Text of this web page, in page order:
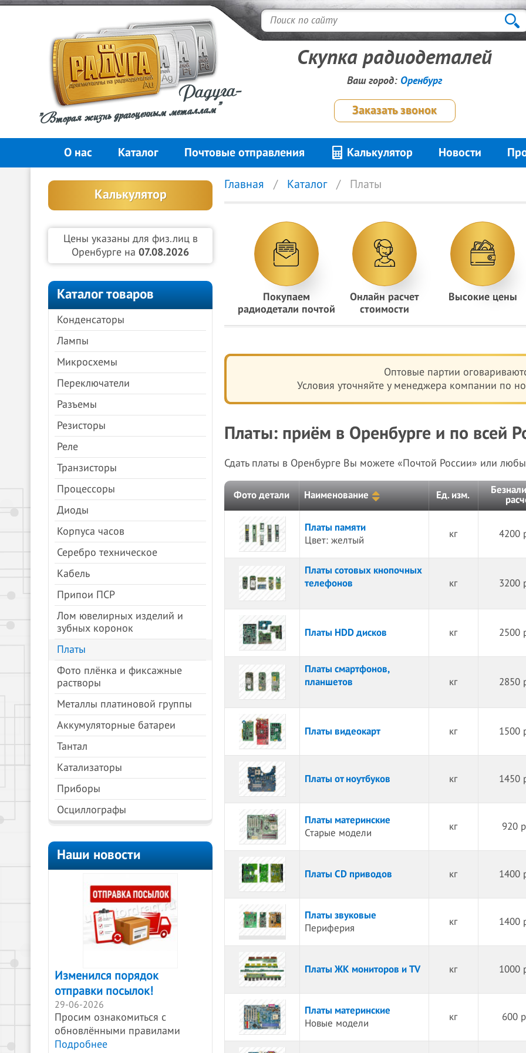
Радуга-
"Вторая жизнь драгоценным металлам"
Скупка радиодеталей
Ваш город: Оренбург
Заказать звонок
О нас Каталог Почтовые отправления Калькулятор Новости
Калькулятор
Цены указаны для физ.лиц в
Оренбурге на 07.08.2026
Каталог товаров
Конденсаторы
Лампы
Микросхемы
Переключатели
Разъемы
Резисторы
Реле
Транзисторы
Процессоры
Диоды
Корпуса часов
Серебро техническое
Кабель
Припои ПСР
Лом ювелирных изделий и
зубных коронок
Платы
Фото плёнка и фиксажные
растворы
Металлы платиновой группы
Аккумуляторные батареи
Тантал
Катализаторы
Приборы
Осциллографы
Наши новости
Изменился порядок
отправки посылок!
29-06-2026
Просим ознакомиться с
обновлёнными правилами
Подробнее
Главная Каталог Платы
Покупаем
радиодетали почтой
Онлайн расчет
стоимости
Высокие цены
Оптовые партии
Условия уточняйте у менеджера компании по
Платы: приём в Оренбурге и по всей
Сдать платы в Оренбурге Вы можете «Почтой России» или
Фото детали Наименование Ед. изм.
Платы памяти
Цвет: желтый
кг 4200
Платы сотовых кнопочных
телефонов
кг 3200
Платы HDD дисков кг 2500
Платы смартфонов,
планшетов
кг 2850
Платы видеокарт кг 1500
Платы от ноутбуков кг 1450
Платы материнские
Старые модели
кг 920
Платы CD приводов кг 1400
Платы звуковые
Периферия
кг 1400
Платы ЖК мониторов и TV кг 1000
Платы материнские
Новые модели
кг 600